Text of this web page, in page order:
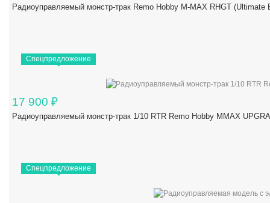
Радиоуправляемый монстр-трак Remo Hobby M-MAX RHGT
Спецпредложение
17 900 ₽
Радиоуправляемый монстр-трак 1/10 RTR Remo Hobby MMAX
Спецпредложение